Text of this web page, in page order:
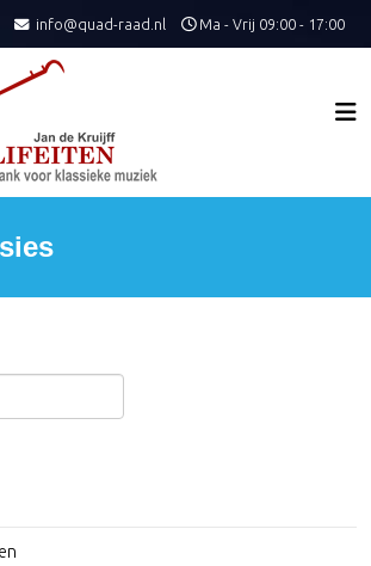
info@quad-raad.nl Ma - Vrij 09:00 - 17:00